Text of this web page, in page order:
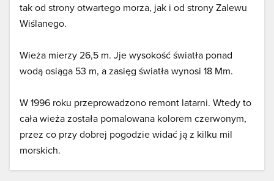
tak od strony otwartego morza, jak i od strony Zalewu
Wiślanego.
Wieża mierzy 26,5 m. Jje wysokość światła ponad
wodą osiąga 53 m, a zasięg światła wynosi 18 Mm.
W 1996 roku przeprowadzono remont latarni. Wtedy to
cała wieża została pomalowana kolorem czerwonym,
przez co przy dobrej pogodzie widać ją z kilku mil
morskich.